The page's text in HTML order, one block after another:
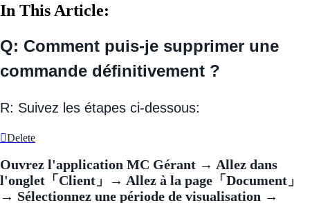
In This Article:
Q: Comment puis-je supprimer une
commande définitivement ?
R: Suivez les étapes ci-dessous:
Delete
Ouvrez l'application MC Gérant → Allez dans
l'onglet「Client」→ Allez à la page「Document」
→ Sélectionnez une période de visualisation →